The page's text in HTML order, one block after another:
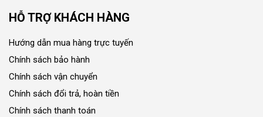
HỖ TRỢ KHÁCH HÀNG
Hướng dẫn mua hàng trực tuyến
Chính sách bảo hành
Chính sách vận chuyển
Chính sách đổi trả, hoàn tiền
Chính sách thanh toán